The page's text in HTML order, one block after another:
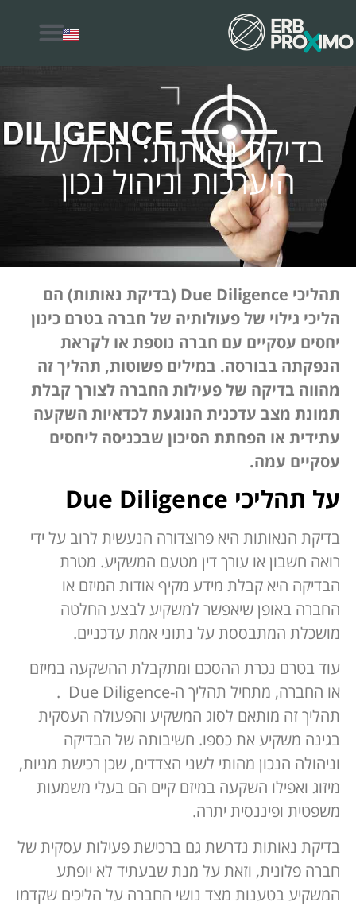
בדיקת נאותות: הכול על
היערכות וניהול נכון
תהליכי Due Diligence (בדיקת נאותות) הם
הליכי גילוי של פעולותיה של חברה בטרם כינון
יחסים עסקיים עם חברה נוספת או לקראת
הנפקתה בבורסה. במילים פשוטות, תהליך זה
מהווה בדיקה של פעילות החברה לצורך קבלת
תמונת מצב עדכנית הנוגעת לכדאיות השקעה
עתידית או הפחתת הסיכון שבכניסה ליחסים
עסקיים עמה.
על תהליכי Due Diligence
בדיקת הנאותות היא פרוצדורה הנעשית לרוב על ידי
רואה חשבון או עורך דין מטעם המשקיע. מטרת
הבדיקה היא קבלת מידע מקיף אודות המיזם או
החברה באופן שיאפשר למשקיע לבצע החלטה
מושכלת המתבססת על נתוני אמת עדכניים.
עוד בטרם נכרת ההסכם ומתקבלת ההשקעה במיזם
או החברה, מתחיל תהליך ה-Due Diligence .
תהליך זה מותאם לסוג המשקיע והפעולה העסקית
בגינה משקיע את כספו. חשיבותה של הבדיקה
וניהולה הנכון מהותי לשני הצדדים, שכן רכישת מניות,
מיזוג ואפילו השקעה במיזם קיים הם בעלי משמעות
משפטית ופיננסית יתרה.
בדיקת נאותות נדרשת גם ברכישת פעילות עסקית של
חברה פלונית, וזאת על מנת שבעתיד לא יופתע
המשקיע בטענות מצד נושי החברה על הליכים שקדמו